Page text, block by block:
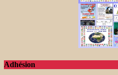
Adhésion